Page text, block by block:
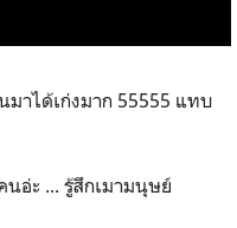
าได้เก่งมาก 55555 แทบ
อ่ะ ... รู้สึกเมามนุษย์